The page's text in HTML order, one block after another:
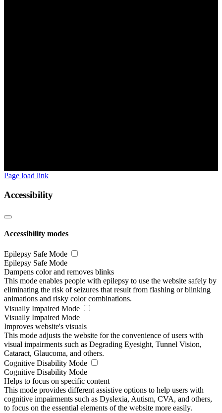
Page load link
Accessibility
Accessibility modes
Epilepsy Safe Mode
Epilepsy Safe Mode
Dampens color and removes blinks
This mode enables people with epilepsy to use the website safely by
eliminating the risk of seizures that result from flashing or blinking
animations and risky color combinations.
Visually Impaired Mode
Visually Impaired Mode
Improves website's visuals
This mode adjusts the website for the convenience of users with
visual impairments such as Degrading Eyesight, Tunnel Vision,
Cataract, Glaucoma, and others.
Cognitive Disability Mode
Cognitive Disability Mode
Helps to focus on specific content
This mode provides different assistive options to help users with
cognitive impairments such as Dyslexia, Autism, CVA, and others,
to focus on the essential elements of the website more easily.